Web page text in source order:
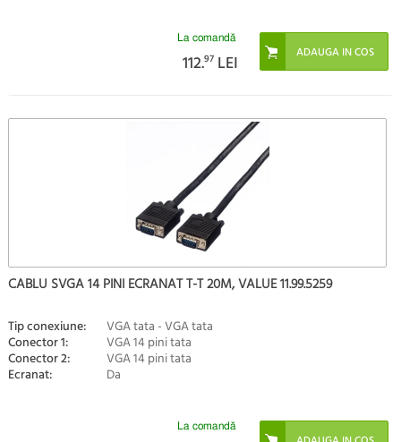
La comandă
112.97 LEI
CABLU SVGA 14 PINI ECRANAT T-T 20M, VALUE 11.99.5259
Tip conexiune: VGA tata - VGA tata
Conector 1: VGA 14 pini tata
Conector 2: VGA 14 pini tata
Ecranat: Da
La comandă